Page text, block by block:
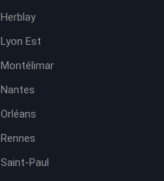
Herblay
Lyon Est
Montélimar
Nantes
Orléans
Rennes
Saint-Paul